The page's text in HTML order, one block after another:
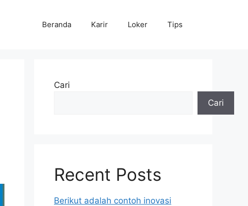
Beranda Karir Loker Tips
Cari
Cari
Recent Posts
Berikut adalah contoh inovasi